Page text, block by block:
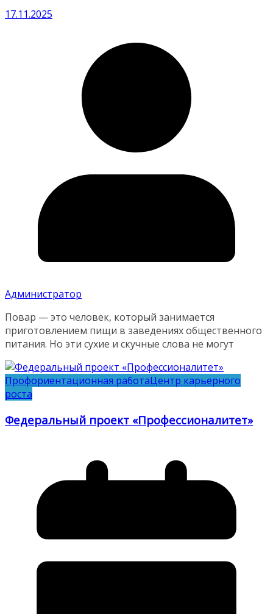
17.11.2025
Администратор
Повар — это человек, который занимается
приготовлением пищи в заведениях общественного
питания. Но эти сухие и скучные слова не могут
Профориентационная работаЦентр карьерного
роста
Федеральный проект «Профессионалитет»